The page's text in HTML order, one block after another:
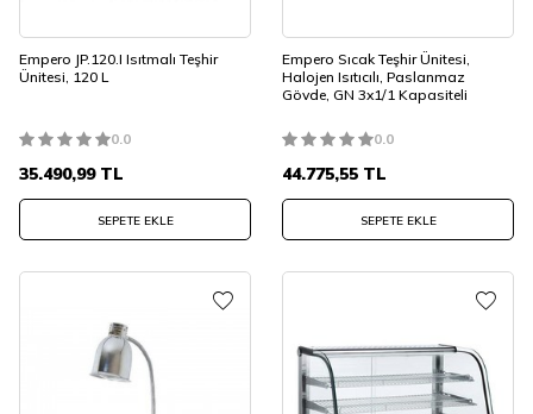
Empero JP.120.I Isıtmalı Teşhir
Ünitesi, 120 L
0.0
35.490,99TL
SEPETE EKLE
Empero Sıcak Teşhir Ünitesi,
Halojen Isıtıcılı, Paslanmaz
Gövde, GN 3x1/1 Kapasiteli
0.0
44.775,55 TL
SEPETE EKLE